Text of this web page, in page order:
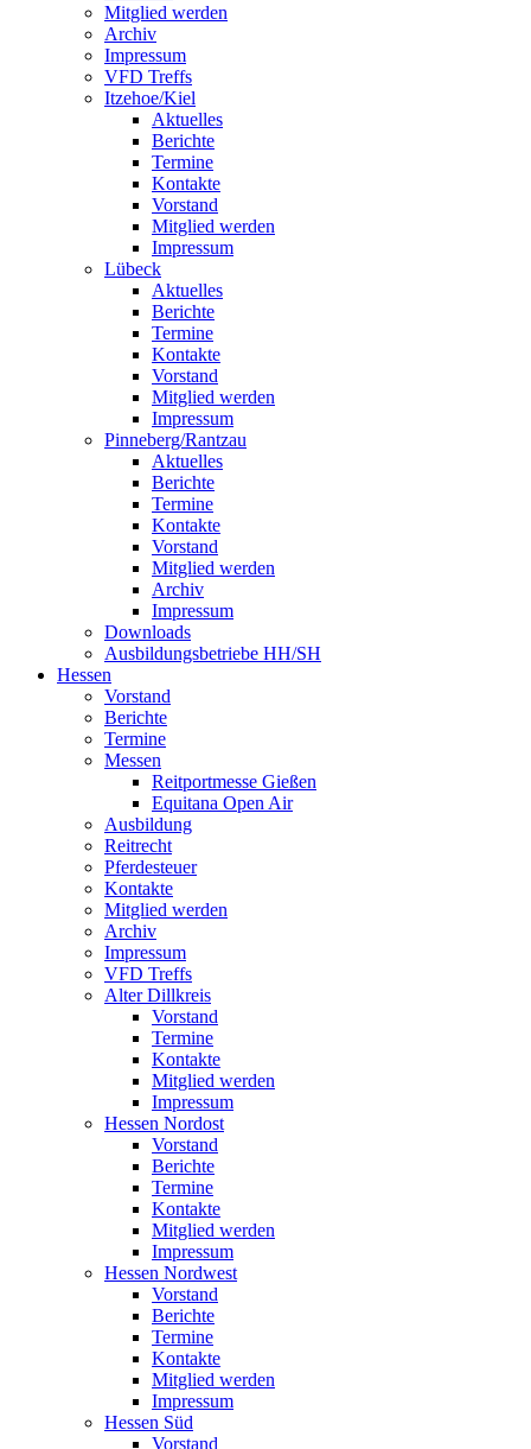
Mitglied werden
Archiv
Impressum
VFD Treffs
Itzehoe/Kiel
Aktuelles
Berichte
Termine
Kontakte
Vorstand
Mitglied werden
Impressum
Lübeck
Aktuelles
Berichte
Termine
Kontakte
Vorstand
Mitglied werden
Impressum
Pinneberg/Rantzau
Aktuelles
Berichte
Termine
Kontakte
Vorstand
Mitglied werden
Archiv
Impressum
Downloads
Ausbildungsbetriebe HH/SH
Hessen
Vorstand
Berichte
Termine
Messen
Reitportmesse Gießen
Equitana Open Air
Ausbildung
Reitrecht
Pferdesteuer
Kontakte
Mitglied werden
Archiv
Impressum
VFD Treffs
Alter Dillkreis
Vorstand
Termine
Kontakte
Mitglied werden
Impressum
Hessen Nordost
Vorstand
Berichte
Termine
Kontakte
Mitglied werden
Impressum
Hessen Nordwest
Vorstand
Berichte
Termine
Kontakte
Mitglied werden
Impressum
Hessen Süd
Vorstand